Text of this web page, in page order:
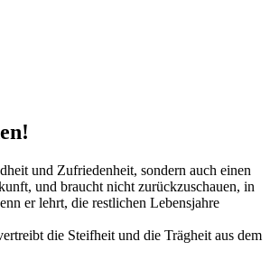
und Zufriedenheit, sondern auch einen
und braucht nicht zurückzuschauen, in
er lehrt, die restlichen Lebensjahre
die Steifheit und die Trägheit aus dem